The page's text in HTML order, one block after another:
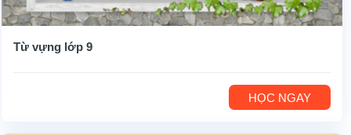
Từ vựng lớp 9
HỌC NGAY